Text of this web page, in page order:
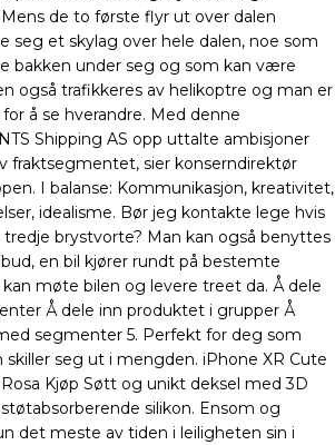
de to første flyr ut over dalen
seg et skylag over hele dalen, noe som
bakken under seg og som kan være
også trafikkeres av helikoptre og man er
å se hverandre. Med denne
Shipping AS opp uttalte ambisjoner
fraktsegmentet, sier konserndirektør
I balanse: Kommunikasjon, kreativitet,
idealisme. Bør jeg kontakte lege hvis
tredje brystvorte? Man kan også benyttes
en bil kjører rundt på bestemte
møte bilen og levere treet da. Å dele
Å dele inn produktet i grupper Å
segmenter 5. Perfekt for deg som
skiller seg ut i mengden. iPhone XR Cute
Rosa Kjøp Søtt og unikt deksel med 3D
silikon. Ensom og
det meste av tiden i leiligheten sin i